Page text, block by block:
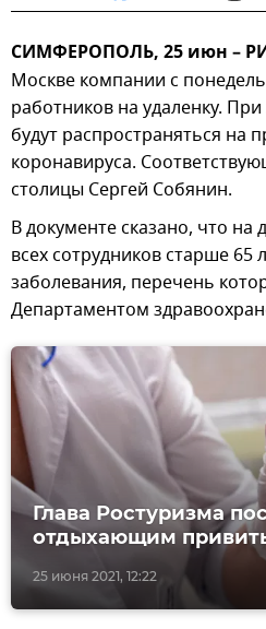
СИМФЕРОПОЛЬ, 25 июн –
Москве компании с
работников на удаленку.
будут распространяться на
коронавируса.
столицы Сергей Собянин.
В документе сказано, что на
всех сотрудников старше
заболевания, перечень
Департаментом
25 июня 2021, 12:22
Глава Ростуризма
отдыхающим